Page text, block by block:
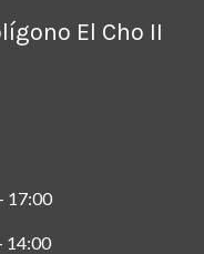
El Cho II
17:00